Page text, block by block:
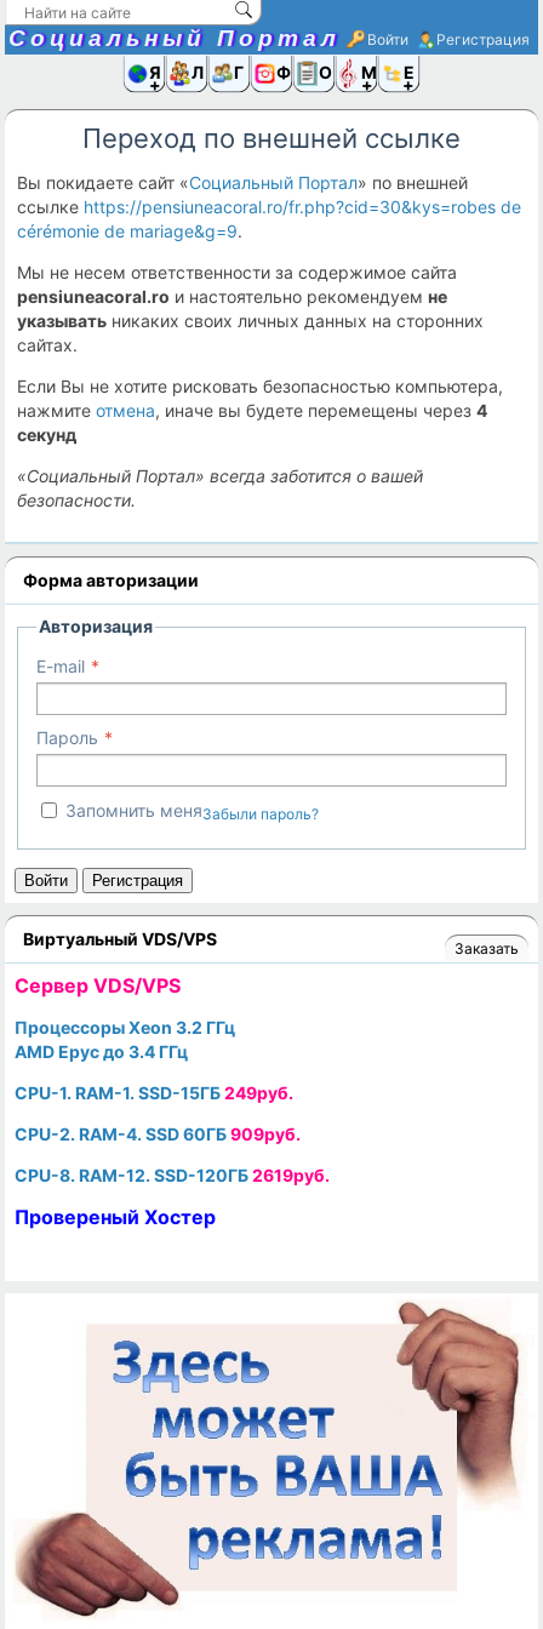
Социальный Портал Войти Регистрация
Я иЛюди
Группы
Фото Ещё
Переход по внешней ссылке
Вы покидаете сайт «Социальный Портал» по внешней
ссылке https://pensiuneacoral.ro/fr.php?cid=30&kys=robes de
cérémonie de mariage&g=9.
Мы не несем ответственности за содержимое сайта
pensiuneacoral.ro и настоятельно рекомендуемне
указывать никаких своих личных данных на сторонних
сайтах.
Если Вы не хотите рисковать безопасностью компьютера,
нажмитеотмена, иначе вы будете перемещены через4
секунд
«Социальный Портал» всегда заботится о вашей
безопасности.
Форма авторизации
Авторизация
E-mail
Пароль
Запомнить меняЗабыли пароль?
Войти Регистрация
Виртуальный VDS/VPS Заказать
Cервер VDS/VPS
Процессоры Xeon 3.2 ГГц
AMD Epyc до 3.4 ГГц
CPU-1. RAM-1. SSD-15ГБ249руб.
CPU-2. RAM-4. SSD 60ГБ909руб.
CPU-8. RAM-12. SSD-120ГБ2619руб.
Провереный Хостер